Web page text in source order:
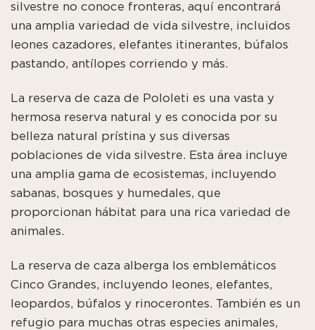
silvestre no conoce fronteras, aquí encontrará
una amplia variedad de vida silvestre, incluidos
leones cazadores, elefantes itinerantes, búfalos
pastando, antílopes corriendo y más.
La reserva de caza de Pololeti es una vasta y
hermosa reserva natural y es conocida por su
belleza natural prístina y sus diversas
poblaciones de vida silvestre. Esta área incluye
una amplia gama de ecosistemas, incluyendo
sabanas, bosques y humedales, que
proporcionan hábitat para una rica variedad de
animales.
La reserva de caza alberga los emblemáticos
Cinco Grandes, incluyendo leones, elefantes,
leopardos, búfalos y rinocerontes. También es un
refugio para muchas otras especies animales,